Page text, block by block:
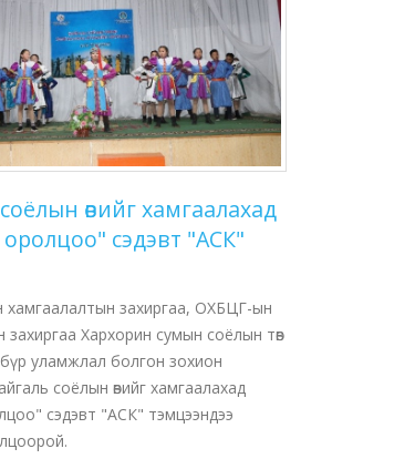
өвийг хамгаалахад
сэдэвт "АСК"
захиргаа, ОХБЦГ-ын
захиргаа Хархорин сумын соёлын төв
уламжлал болгон зохион
соёлын өвийг хамгаалахад
сэдэвт "АСК" тэмцээндээ